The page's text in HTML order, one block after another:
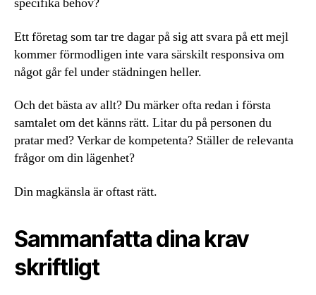
specifika behov?
Ett företag som tar tre dagar på sig att svara på ett mejl
kommer förmodligen inte vara särskilt responsiva om
något går fel under städningen heller.
Och det bästa av allt? Du märker ofta redan i första
samtalet om det känns rätt. Litar du på personen du
pratar med? Verkar de kompetenta? Ställer de relevanta
frågor om din lägenhet?
Din magkänsla är oftast rätt.
Sammanfatta dina krav
skriftligt